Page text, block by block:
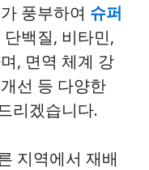
풍부하여 슈퍼
백질, 비타민,
, 면역 체계 강
선 등 다양한
리겠습니다.
지역에서 재배